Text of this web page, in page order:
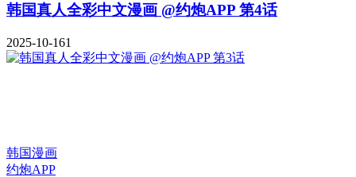
韩国真人全彩中文漫画 @约炮APP 第4话
2025-10-161
韩国漫画
约炮APP